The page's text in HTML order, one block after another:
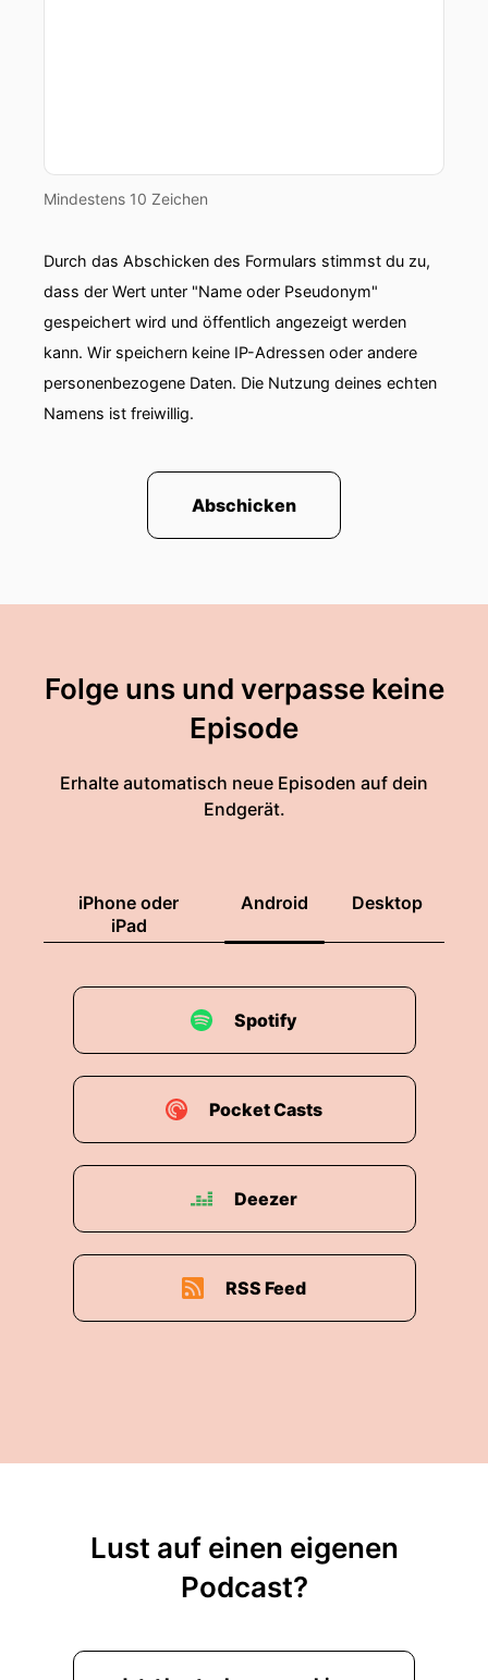
Mindestens 10 Zeichen
Durch das Abschicken des Formulars stimmst du zu,
dass der Wert unter "Name oder Pseudonym"
gespeichert wird und öffentlich angezeigt werden
kann. Wir speichern keine IP-Adressen oder andere
personenbezogene Daten. Die Nutzung deines echten
Namens ist freiwillig.
Abschicken
Folge uns und verpasse keine
Episode
Erhalte automatisch neue Episoden auf dein
Endgerät.
iPhone oder
iPad
Android Desktop
Spotify
Pocket Casts
Deezer
RSS Feed
Lust auf einen eigenen
Podcast?